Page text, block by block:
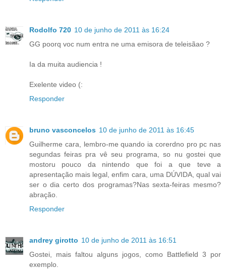
Rodolfo 720 10 de junho de 2011 às 16:24
GG poorq voc num entra ne uma emisora de teleisãao ?
Ia da muita audiencia !
Exelente video (:
Responder
bruno vasconcelos 10 de junho de 2011 às 16:45
Guilherme cara, lembro-me quando ia corerdno pro pc nas
segundas feiras pra vê seu programa, so nu gostei que
mostoru pouco da nintendo que foi a que teve a
apresentação mais legal, enfim cara, uma DÚVIDA, qual vai
ser o dia certo dos programas?Nas sexta-feiras mesmo?
abração.
Responder
andrey girotto 10 de junho de 2011 às 16:51
Gostei, mais faltou alguns jogos, como Battlefield 3 por
exemplo.